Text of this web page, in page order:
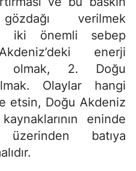
verilmek
iki önemli sebep
enerji
olmak, 2. Doğu
Olaylar hangi
etsin, Doğu Akdeniz
eninde
batıya